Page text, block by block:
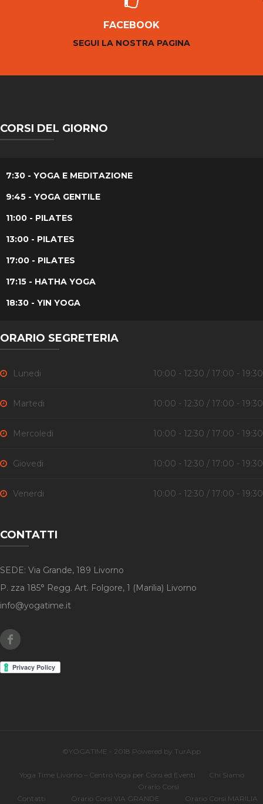
FACEBOOK
SEGUI LA NOSTRA PAGINA
CORSI DEL GIORNO
7:30 - YOGA E MEDITAZIONE
9:45 - YOGA GENTILE
11:00 - PILATES
13:00 - PILATES
17:00 - PILATES
17:15 - HATHA YOGA
18:30 - YIN YOGA
ORARIO SEGRETERIA
Lunedi 10:00 - 12:30 / 17:00 - 19:30
Martedi 10:00 - 12:30 / 17:00 - 19:30
Mercoledi 10:00 - 12:30 / 17:00 - 19:30
Giovedi 10:00 - 12:30 / 17:00 - 19:30
Venerdi 10:00 - 12:30 / 17:00 - 19:30
CONTATTI
SEDE: Via Grande, 189 Livorno
P. zza 185° Regg. Art. Folgore, 1 (Marilia) Livorno
info@yogatime.it
©YOGATIME - 2018 Powered by TurApp
Yoga Time Livorno – Centro Yoga per Corsi ed Eventi Chi Siamo
Contatti
Orario Corsi
Orario Corsi VIA GRANDE
Orario Corsi MARILIA